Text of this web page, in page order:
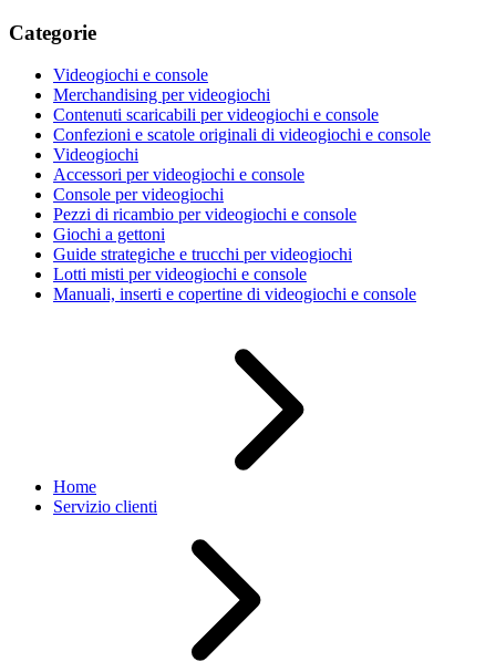
Categorie
Videogiochi e console
Merchandising per videogiochi
Contenuti scaricabili per videogiochi e console
Confezioni e scatole originali di videogiochi e console
Videogiochi
Accessori per videogiochi e console
Console per videogiochi
Pezzi di ricambio per videogiochi e console
Giochi a gettoni
Guide strategiche e trucchi per videogiochi
Lotti misti per videogiochi e console
Manuali, inserti e copertine di videogiochi e console
Home
Servizio clienti